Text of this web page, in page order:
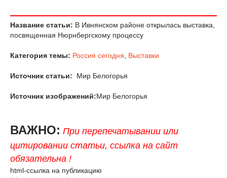
Название статьи: В Ивнянском районе открылась выставка,
посвященная Нюрнбергскому процессу
Категория темы: Россия сегодня Выставки
Источник статьи: Мир Белогорья
Источник изображений:Мир Белогорья
ВАЖНО: При перепечатывании или
цитировании статьи, ссылка на сайт
обязательна !
html-ссылка на публикацию